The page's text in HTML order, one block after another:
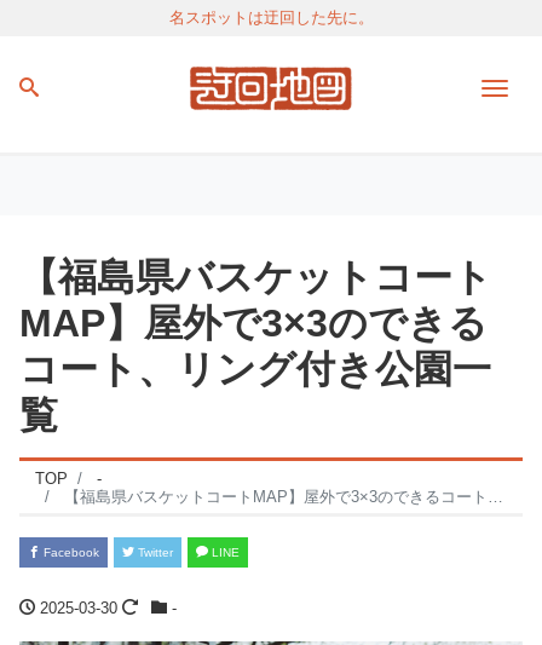
名スポットは迂回した先に。
【福島県バスケットコート
MAP】屋外で3×3のできる
コート、リング付き公園一
覧
TOP
-
【福島県バスケットコートMAP】屋外で3×3のできるコート、リング付き公園一覧
Facebook Twitter LINE
2025-03-30 -